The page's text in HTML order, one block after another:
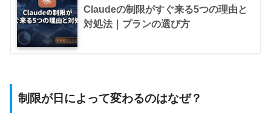
Claudeの制限がすぐ来る5つの理由と
対処法｜プランの選び方
制限が日によって変わるのはなぜ？